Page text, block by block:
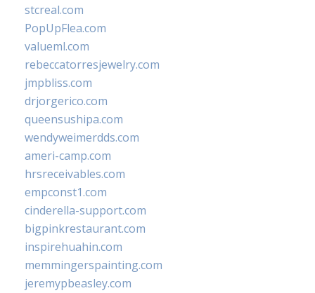
stcreal.com
PopUpFlea.com
valueml.com
rebeccatorresjewelry.com
jmpbliss.com
drjorgerico.com
queensushipa.com
wendyweimerdds.com
ameri-camp.com
hrsreceivables.com
empconst1.com
cinderella-support.com
bigpinkrestaurant.com
inspirehuahin.com
memmingerspainting.com
jeremypbeasley.com